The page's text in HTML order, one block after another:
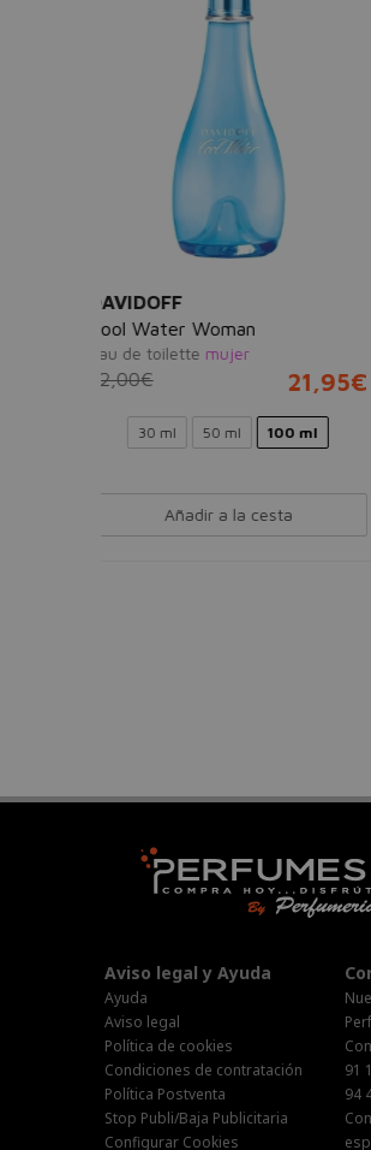
CACHAREL
Anaïs Anaïs L'Original
Eau de toilette
89,50€
30 ml 50 ml 100 ml
Añadir a la cesta
Aviso legal y Ayuda
Ayuda
Aviso legal
Política de cookies
Condiciones de contratación
Política Postventa
Stop Publi/Baja Publicitaria
Configurar Cookies
91
94